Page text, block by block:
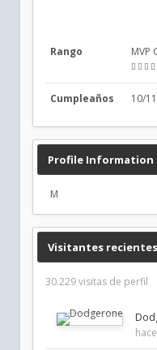
Rango MVP
Cumpleaños 10/
Profile Information
M
Visitantes
30.229 visitas de perfil